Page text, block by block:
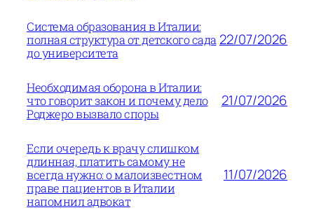
Система образования в Италии:
полная структура от детского сада
до университета
22/07/2026
Необходимая оборона в Италии:
что говорит закон и почему дело
Роджеро вызвало споры
21/07/2026
Если очередь к врачу слишком
длинная, платить самому не
всегда нужно: о малоизвестном
праве пациентов в Италии
напомнил адвокат
11/07/2026